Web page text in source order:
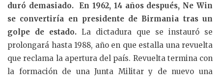
duró demasiado. En 1962, 14 años después, Ne Win
se convertiría en presidente de Birmania tras un
golpe de estado. La dictadura que se instauró se
prolongará hasta 1988, año en que estalla una revuelta
que reclama la apertura del país. Revuelta termina con
la formación de una Junta Militar y de nuevo una